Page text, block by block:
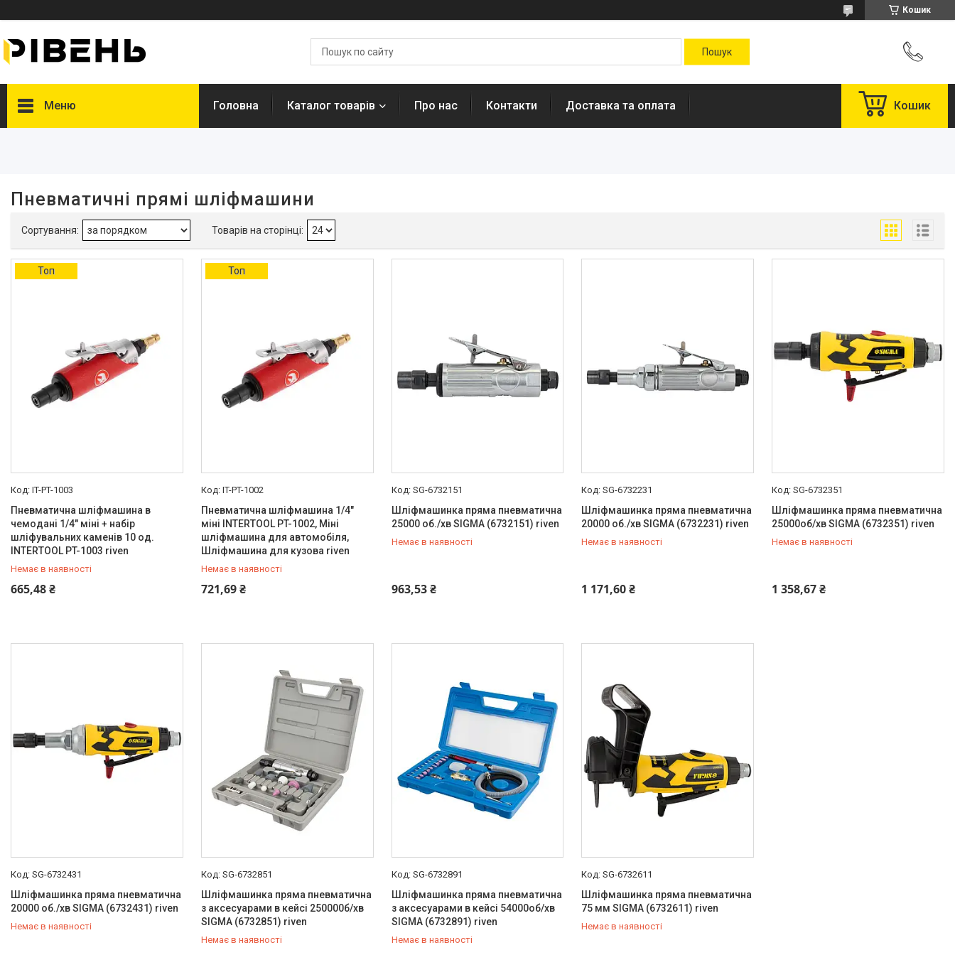
Кошик
Меню
Виробник
Intertool
Головна Каталог товарів Про нас Контакти Доставка та оплата Кошик
Пневматичні прямі шліфмашини
Топ
IT-PT-1003
Пневматична шліфмашина в
чемодані 1/4" міні + набір
шліфувальних каменів 10 од.
INTERTOOL PT-1003 riven
Немає в наявності
665,48 ₴
+380 (99) 454-50-15
Топ
IT-PT-1002
Пневматична шліфмашина 1/4"
міні INTERTOOL PT-1002, Міні
шліфмашина для автомобіля,
Шліфмашина для кузова riven
Немає в наявності
721,69 ₴
+380 (99) 454-50-15
SG-6732151
Шліфмашинка пряма пневматична
25000 об./хв SIGMA (6732151) riven
Немає в наявності
963,53 ₴
+380 (99) 454-50-15
SG-6732231
Шліфмашинка пряма пневматична
20000 об./хв SIGMA (6732231) riven
Немає в наявності
1 171,60 ₴
+380 (99) 454-50-15
SG-6732351
Шліфмашинка пряма пневматична
25000об/хв SIGMA (6732351) riven
Немає в наявності
1 358,67 ₴
+380 (99) 454-50-15
SG-6732431
Шліфмашинка пряма пневматична
20000 об./хв SIGMA (6732431) riven
Немає в наявності
SG-6732851
Шліфмашинка пряма пневматична
з аксесуарами в кейсі 250000б/хв
SIGMA (6732851) riven
Немає в наявності
SG-6732891
Шліфмашинка пряма пневматична
з аксесуарами в кейсі 54000об/хв
SIGMA (6732891) riven
Немає в наявності
SG-6732611
Шліфмашинка пряма пневматична
75 мм SIGMA (6732611) riven
Немає в наявності